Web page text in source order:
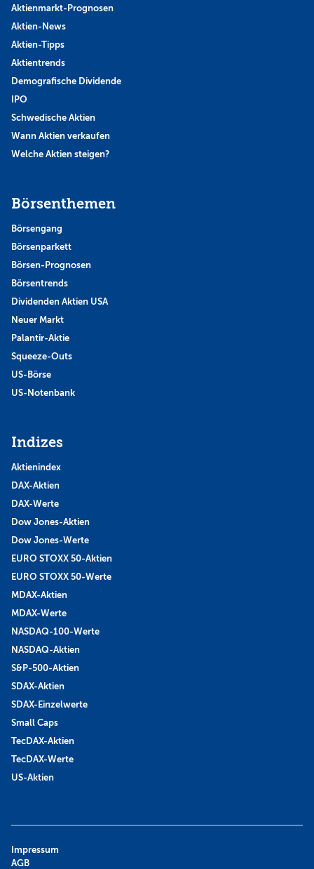
Aktienmarkt-Prognosen
Aktien-News
Aktien-Tipps
Aktientrends
Demografische Dividende
IPO
Schwedische Aktien
Wann Aktien verkaufen
Welche Aktien steigen?
Börsenthemen
Börsengang
Börsenparkett
Börsen-Prognosen
Börsentrends
Dividenden Aktien USA
Neuer Markt
Palantir-Aktie
Squeeze-Outs
US-Börse
US-Notenbank
Indizes
Aktienindex
DAX-Aktien
DAX-Werte
Dow Jones-Aktien
Dow Jones-Werte
EURO STOXX 50-Aktien
EURO STOXX 50-Werte
MDAX-Aktien
MDAX-Werte
NASDAQ-100-Werte
NASDAQ-Aktien
S&P-500-Aktien
SDAX-Aktien
SDAX-Einzelwerte
Small Caps
TecDAX-Aktien
TecDAX-Werte
US-Aktien
Impressum
AGB